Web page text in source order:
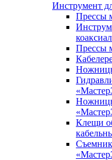
Инструмент
Прессы
Прессы
Клещи